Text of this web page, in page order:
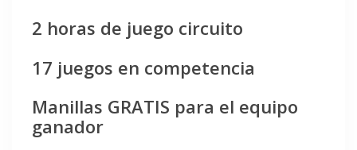
2 horas de juego circuito
17 juegos en competencia
Manillas GRATIS para el equipo
ganador